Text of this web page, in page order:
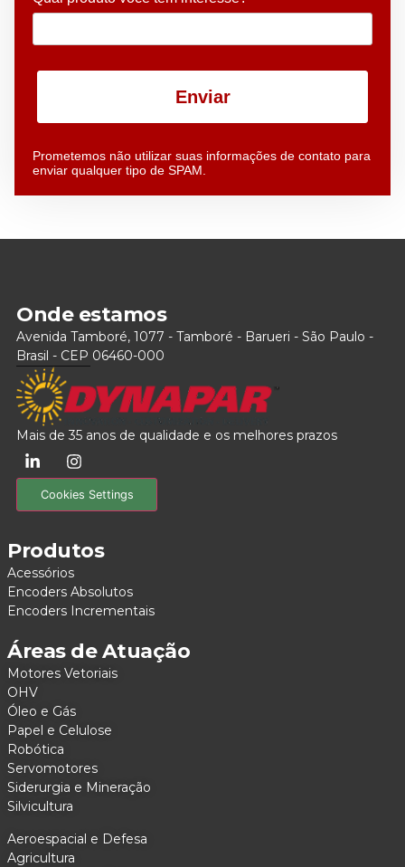
Enviar
Prometemos não utilizar suas informações de contato para
enviar qualquer tipo de SPAM.
Onde estamos
Avenida Tamboré, 1077 - Tamboré - Barueri - São Paulo -
Brasil - CEP 06460-000
Mais de 35 anos de qualidade e os melhores prazos
Cookies Settings
Produtos
Acessórios
Encoders Absolutos
Encoders Incrementais
Áreas de Atuação
Motores Vetoriais
OHV
Óleo e Gás
Papel e Celulose
Robótica
Servomotores
Siderurgia e Mineração
Silvicultura
Aeroespacial e Defesa
Agricultura